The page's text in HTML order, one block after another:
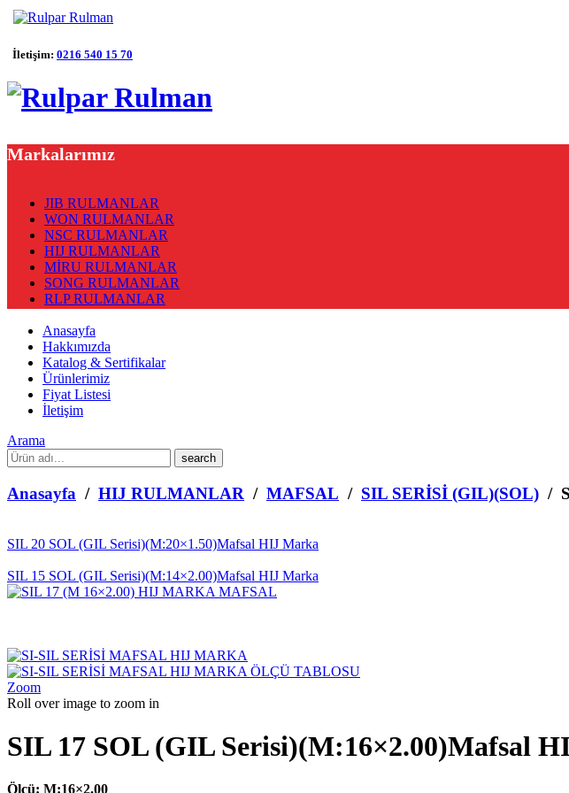
İletişim: 0216 540 15 70
Markalarımız
JIB RULMANLAR
WON RULMANLAR
NSC RULMANLAR
HIJ RULMANLAR
MİRU RULMANLAR
SONG RULMANLAR
RLP RULMANLAR
Anasayfa
Hakkımızda
Katalog & Sertifikalar
Ürünlerimiz
Fiyat Listesi
İletişim
Arama
What
are
you
looking
Anasayfa / HIJ RULMANLAR / MAFSAL / SIL SERİSİ (GIL)(SOL) /
SIL 20 SOL (GIL Serisi)(M:20×1.50)Mafsal HIJ Marka
SIL 15 SOL (GIL Serisi)(M:14×2.00)Mafsal HIJ Marka
Zoom
Roll over image to zoom in
SIL 17 SOL (GIL Serisi)(M:16×2.00)Mafsal
Ölçü: M:16×2.00